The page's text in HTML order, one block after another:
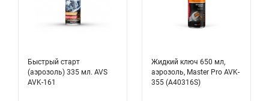
Быстрый старт
(аэрозоль) 335 мл. AVS
AVK-161
Жидкий ключ 650 мл,
аэрозоль, Master Pro AVK-
355 (A40316S)